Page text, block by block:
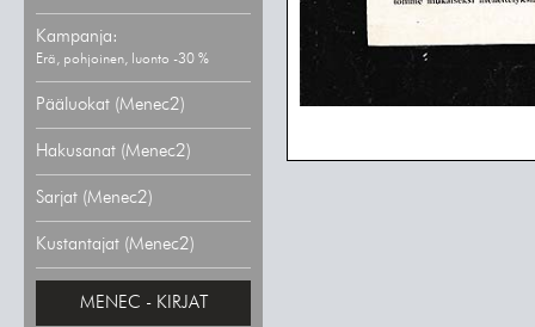
Kampanja:
Erä, pohjoinen, luonto -30 %
Pääluokat (Menec2)
Hakusanat (Menec2)
Sarjat (Menec2)
Kustantajat (Menec2)
MENEC - KIRJAT